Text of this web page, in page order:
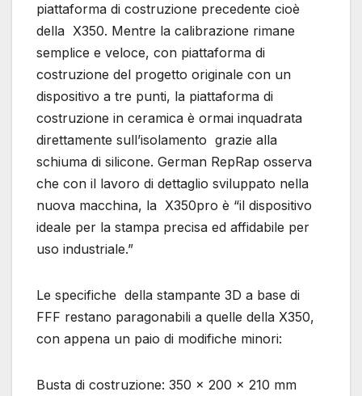
piattaforma di costruzione precedente cioè
della X350. Mentre la calibrazione rimane
semplice e veloce, con piattaforma di
costruzione del progetto originale con un
dispositivo a tre punti, la piattaforma di
costruzione in ceramica è ormai inquadrata
direttamente sull’isolamento grazie alla
schiuma di silicone. German RepRap osserva
che con il lavoro di dettaglio sviluppato nella
nuova macchina, la X350pro è “il dispositivo
ideale per la stampa precisa ed affidabile per
uso industriale.”
Le specifiche della stampante 3D a base di
FFF restano paragonabili a quelle della X350,
con appena un paio di modifiche minori:
Busta di costruzione: 350 x 200 x 210 mm